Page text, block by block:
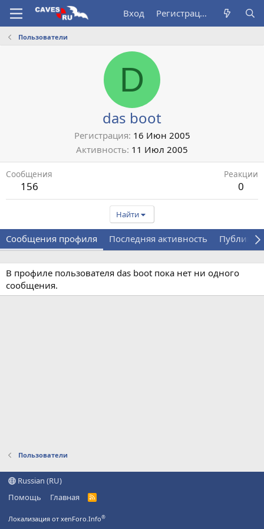
Вход Регистрация
Пользователи
D
das boot
Регистрация 16 Июн 2005
Активность 11 Июл 2005
Сообщения
156
Реакции
0
Найти
Сообщения профиля Последняя активность
В профиле пользователя das boot пока нет ни одного
сообщения.
Пользователи
Russian (RU)
Помощь
Главная
R
Локализация от xenForo.Info®